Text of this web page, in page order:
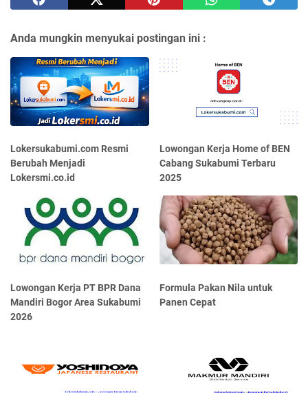
Anda mungkin menyukai postingan ini :
Lokersukabumi.com Resmi
Berubah Menjadi
Lokersmi.co.id
Lowongan Kerja Home of BEN
Cabang Sukabumi Terbaru
2025
Lowongan Kerja PT BPR Dana
Mandiri Bogor Area Sukabumi
2026
Formula Pakan Nila untuk
Panen Cepat